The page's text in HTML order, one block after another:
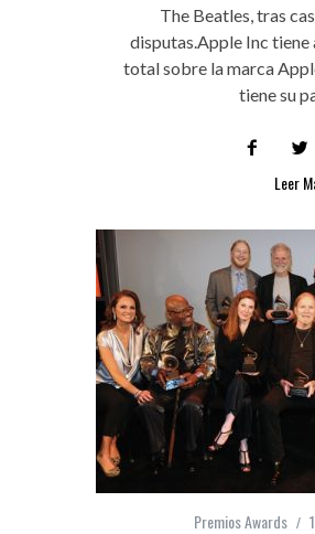
The Beatles, tras
disputas.Apple Inc
total sobre la marca
tiene su
Leer
Premios Awards